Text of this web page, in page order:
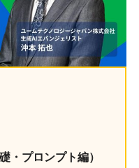
・プロンプト編）